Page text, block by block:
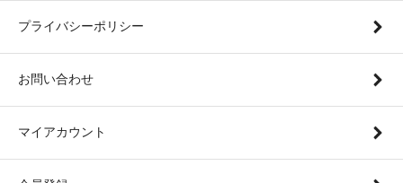
プライバシーポリシー
お問い合わせ
マイアカウント